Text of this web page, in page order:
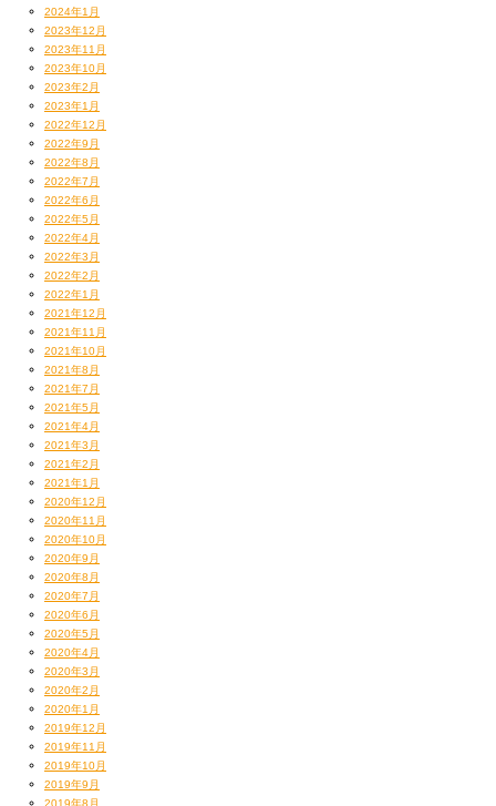
2024年1月
2023年12月
2023年11月
2023年10月
2023年2月
2023年1月
2022年12月
2022年9月
2022年8月
2022年7月
2022年6月
2022年5月
2022年4月
2022年3月
2022年2月
2022年1月
2021年12月
2021年11月
2021年10月
2021年8月
2021年7月
2021年5月
2021年4月
2021年3月
2021年2月
2021年1月
2020年12月
2020年11月
2020年10月
2020年9月
2020年8月
2020年7月
2020年6月
2020年5月
2020年4月
2020年3月
2020年2月
2020年1月
2019年12月
2019年11月
2019年10月
2019年9月
2019年8月